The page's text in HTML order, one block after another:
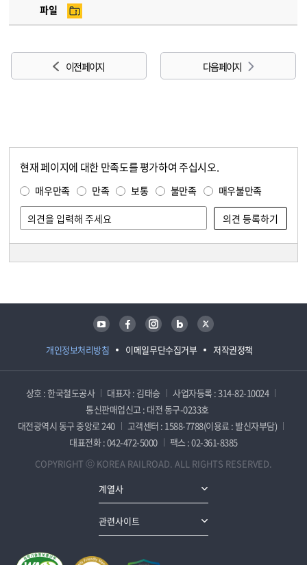
파일
이전 페이지 다음 페이지
현재 페이지에 대한 만족도를 평가하여 주십시오.
매우만족 만족 보통 불만족 매우불만족
개인정보처리방침 이메일무단수집거부 저작권정책
유튜브 페이스북 인스타그램 블로그 트위터
상호 : 한국철도공사 대표자 : 김태승
사업자등록 : 314-82-10024
통신판매업신고 : 대전 동구-0233호
대전광역시 동구 중앙로 240
고객센터 : 1588-7788(이용료 : 발신자부담)
대표전화 : 042-472-5000
팩스 : 02-361-8385
COPYRIGHT ⓒ KOREA RAILROAD. ALL RIGHTS RESERVED.
계열사
관련사이트